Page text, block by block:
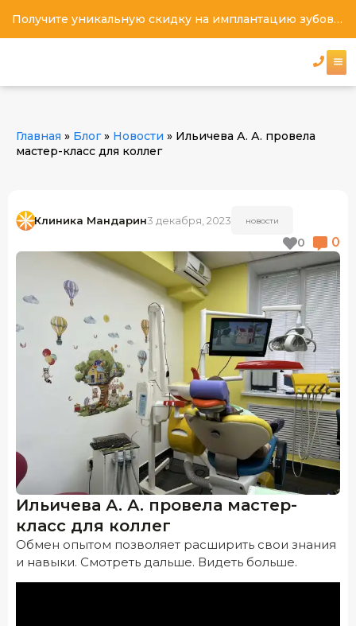
Получите уникальную скидку на имплантацию зубов под ключ
Главная » Блог» Новости » Ильичева А. А. провела
мастер-класс для коллег
Клиника Мандарин3 декабря, 2023 НОВОСТИ
0 0
Ильичева А. А. провела мастер-
класс для коллег
Обмен опытом позволяет расширить свои знания
и навыки. Смотреть дальше. Видеть больше.